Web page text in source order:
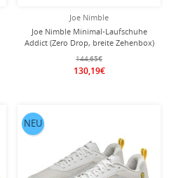
Joe Nimble
Joe Nimble Minimal-Laufschuhe
Addict (Zero Drop, breite Zehenbox)
weiss Damen
144,65€
130,19€
NEU